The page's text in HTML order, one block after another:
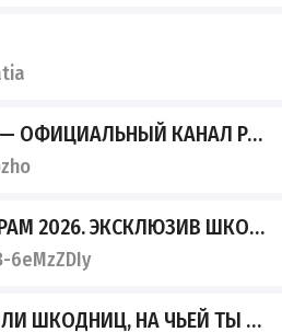
ОФИЦИАЛЬНЫЙ КАНАЛ РЭПЕРА.
ЭКСКЛЮЗИВ ШКОЛЬНИЦ И СТУДЕНТОК.
6eMzZDIy
НА ЧЬЕЙ ТЫ СТОРОНЕ?